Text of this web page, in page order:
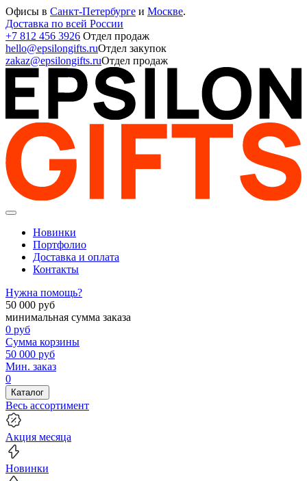
Офисы в Санкт-Петербурге и Москве.
Доставка по всей России
+7 812 456 3926 Отдел продаж
hello@epsilongifts.ruОтдел закупок
zakaz@epsilongifts.ruОтдел продаж
Новинки
Портфолио
Доставка и оплата
Контакты
Нужна помощь?
50 000 руб
минимальная сумма заказа
0 руб
Сумма корзины
50 000 руб
Мин. заказ
0
Каталог
Весь ассортимент
Акция месяца
Новинки